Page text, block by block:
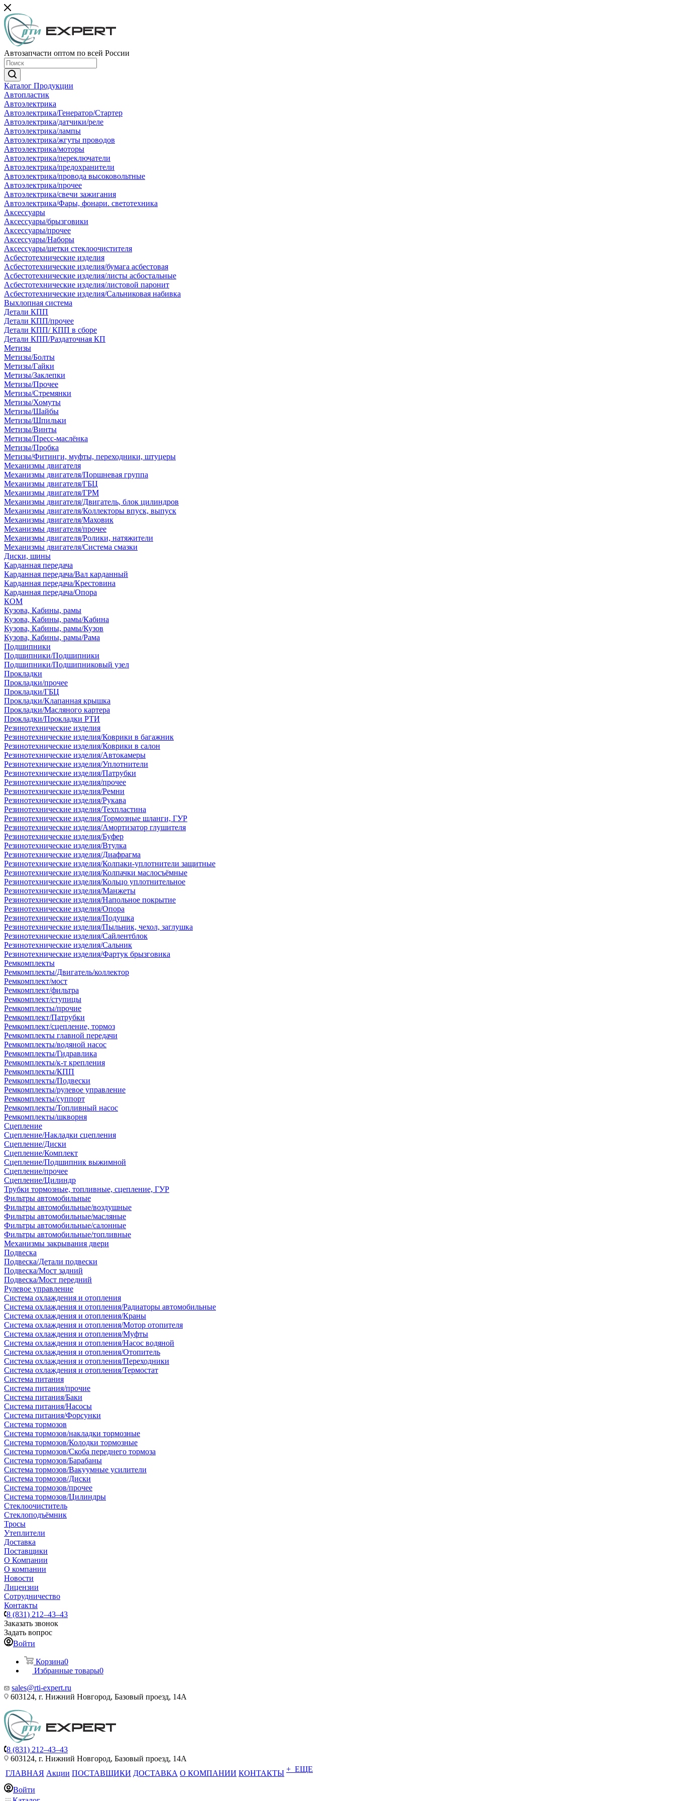
Автозапчасти оптом по всей России
Каталог Продукции
Автопластик
Автоэлектрика
Автоэлектрика/Генератор/Стартер
Автоэлектрика/датчики/реле
Автоэлектрика/лампы
Автоэлектрика/жгуты проводов
Автоэлектрика/моторы
Автоэлектрика/переключатели
Автоэлектрика/предохранители
Автоэлектрика/провода высоковольтные
Автоэлектрика/прочее
Автоэлектрика/свечи зажигания
Автоэлектрика/Фары, фонари. светотехника
Аксессуары
Аксессуары/брызговики
Аксессуары/прочее
Аксессуары/Наборы
Аксессуары/щетки стеклоочистителя
Асбестотехнические изделия
Асбестотехнические изделия/бумага асбестовая
Асбестотехнические изделия/листы асбостальные
Асбестотехнические изделия/листовой паронит
Асбестотехнические изделия/Сальниковая набивка
Выхлопная система
Детали КПП
Детали КПП/прочее
Детали КПП/ КПП в сборе
Детали КПП/Раздаточная КП
Метизы
Метизы/Болты
Метизы/Гайки
Метизы/Заклепки
Метизы/Прочее
Метизы/Стремянки
Метизы/Хомуты
Метизы/Шайбы
Метизы/Шпильки
Метизы/Винты
Метизы/Пресс-маслёнка
Метизы/Пробка
Метизы/Фитинги, муфты, переходники, штуцеры
Механизмы двигателя
Механизмы двигателя/Поршневая группа
Механизмы двигателя/ГБЦ
Механизмы двигателя/ГРМ
Механизмы двигателя/Двигатель, блок цилиндров
Механизмы двигателя/Коллекторы впуск, выпуск
Механизмы двигателя/Маховик
Механизмы двигателя/прочее
Механизмы двигателя/Ролики, натяжители
Механизмы двигателя/Система смазки
Диски, шины
Карданная передача
Карданная передача/Вал карданный
Карданная передача/Крестовина
Карданная передача/Опора
КОМ
Кузова, Кабины, рамы
Кузова, Кабины, рамы/Кабина
Кузова, Кабины, рамы/Кузов
Кузова, Кабины, рамы/Рама
Подшипники
Подшипники/Подшипники
Подшипники/Подшипниковый узел
Прокладки
Прокладки/прочее
Прокладки/ГБЦ
Прокладки/Клапанная крышка
Прокладки/Масляного картера
Прокладки/Прокладки РТИ
Резинотехнические изделия
Резинотехнические изделия/Коврики в багажник
Резинотехнические изделия/Коврики в салон
Резинотехнические изделия/Автокамеры
Резинотехнические изделия/Уплотнители
Резинотехнические изделия/Патрубки
Резинотехнические изделия/прочее
Резинотехнические изделия/Ремни
Резинотехнические изделия/Рукава
Резинотехнические изделия/Техпластина
Резинотехнические изделия/Тормозные шланги, ГУР
Резинотехнические изделия/Амортизатор глушителя
Резинотехнические изделия/Буфер
Резинотехнические изделия/Втулка
Резинотехнические изделия/Диафрагма
Резинотехнические изделия/Колпаки-уплотнители защитные
Резинотехнические изделия/Колпачки маслосъёмные
Резинотехнические изделия/Кольцо уплотнительное
Резинотехнические изделия/Манжеты
Резинотехнические изделия/Напольное покрытие
Резинотехнические изделия/Опора
Резинотехнические изделия/Подушка
Резинотехнические изделия/Пыльник, чехол, заглушка
Резинотехнические изделия/Сайлентблок
Резинотехнические изделия/Сальник
Резинотехнические изделия/Фартук брызговика
Ремкомплекты
Ремкомплекты/Двигатель/коллектор
Ремкомплект/мост
Ремкомплект/фильтра
Ремкомплект/ступицы
Ремкомплекты/прочие
Ремкомплект/Патрубки
Ремкомплект/сцепление, тормоз
Ремкомплекты главной передачи
Ремкомплекты/водяной насос
Ремкомплекты/Гидравлика
Ремкомплекты/к-т крепления
Ремкомплекты/КПП
Ремкомплекты/Подвески
Ремкомплекты/рулевое управление
Ремкомплекты/суппорт
Ремкомплекты/Топливный насос
Ремкомплекты/шкворня
Сцепление
Сцепление/Накладки сцепления
Сцепление/Диски
Сцепление/Комплект
Сцепление/Подшипник выжимной
Сцепление/прочее
Сцепление/Цилиндр
Трубки тормозные, топливные, сцепление, ГУР
Фильтры автомобильные
Фильтры автомобильные/воздушные
Фильтры автомобильные/масляные
Фильтры автомобильные/салонные
Фильтры автомобильные/топливные
Механизмы закрывания двери
Подвеска
Подвеска/Детали подвески
Подвеска/Мост задний
Подвеска/Мост передний
Рулевое управление
Система охлаждения и отопления
Система охлаждения и отопления/Радиаторы автомобильные
Система охлаждения и отопления/Краны
Система охлаждения и отопления/Мотор отопителя
Система охлаждения и отопления/Муфты
Система охлаждения и отопления/Насос водяной
Система охлаждения и отопления/Отопитель
Система охлаждения и отопления/Переходники
Система охлаждения и отопления/Термостат
Система питания
Система питания/прочие
Система питания/Баки
Система питания/Насосы
Система питания/Форсунки
Система тормозов
Система тормозов/накладки тормозные
Система тормозов/Колодки тормозные
Система тормозов/Скоба переднего тормоза
Система тормозов/Барабаны
Система тормозов/Вакуумные усилители
Система тормозов/Диски
Система тормозов/прочее
Система тормозов/Цилиндры
Стеклоочиститель
Стеклоподъёмник
Тросы
Утеплители
Доставка
Поставщики
О Компании
О компании
Новости
Лицензии
Сотрудничество
Контакты
8 (831) 212–43–43
Заказать звонок
Задать вопрос
Войти
Корзина0
Избранные товары0
sales@rti-expert.ru
603124, г. Нижний Новгород, Базовый проезд, 14А
8 (831) 212–43–43
603124, г. Нижний Новгород, Базовый проезд, 14А
ГЛАВНАЯ Акции ПОСТАВЩИКИ ДОСТАВКА О КОМПАНИИ КОНТАКТЫ + ЕЩЕ
Войти